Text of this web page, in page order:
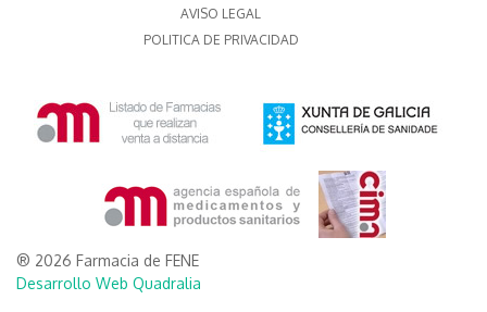
AVISO LEGAL
POLITICA DE PRIVACIDAD
® 2026 Farmacia de FENE
Desarrollo Web Quadralia